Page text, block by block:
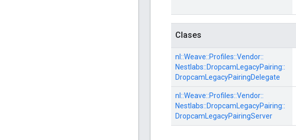
Clases
nl::Weave::Profiles::Vendor::
Nestlabs::DropcamLegacyPairing::
DropcamLegacyPairingDelegate
nl::Weave::Profiles::Vendor::
Nestlabs::DropcamLegacyPairing::
DropcamLegacyPairingServer